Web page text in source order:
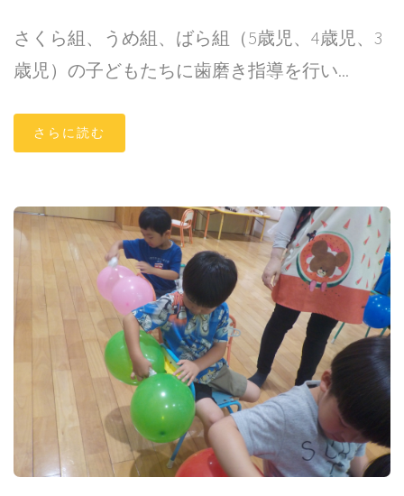
さくら組、うめ組、ばら組（5歳児、4歳児、3
歳児）の子どもたちに歯磨き指導を行い...
さらに読む